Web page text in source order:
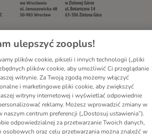
Kariera - Wrocław
prywatności
Impressum
odstąpienia od umowy
Kontakt
Metody płatności
Program partnerski
o dostępności
ulepszyć zooplus!
plików cookie, pikseli i innych technologii („pliki
plików cookie, aby umożliwić Ci przeglądanie
witrynie. Za Twoją zgodą możemy włączyć
i marketingowe pliki cookie, aby zwiększyć
witryny internetowej i wyświetlać odpowiednie
reklamy. Możesz wprowadzić zmiany w
centrum preferencji („Dostosuj ustawienia”).
odpowiedzialnej za przetwarzanie Twoich danych,
osobowych oraz celu przetwarzania można znaleźć w